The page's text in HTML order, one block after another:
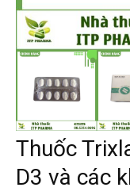
Thuốc
D3 và các